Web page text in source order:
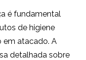
é fundamental
de higiene
em atacado. A
detalhada sobre